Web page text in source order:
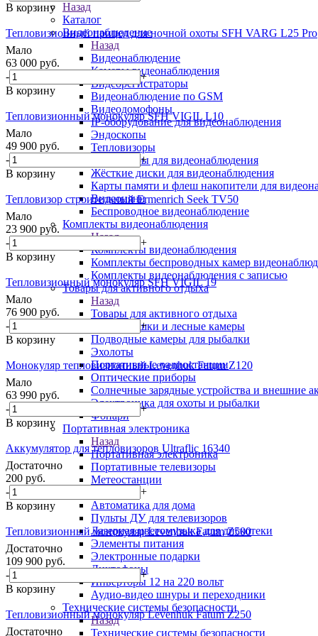
Назад
Каталог
Видеонаблюдение
Назад
Видеонаблюдение
Камеры видеонаблюдения
Видеорегистраторы
Видеонаблюдение по GSM
Видеодомофоны
IP-оборудование для видеонаблюдения
Эндоскопы
Тепловизоры
Аксессуары для видеонаблюдения
Жёсткие диски для видеонаблюдения
Карты памяти и флеш накопители для
Видеоняни
Беспроводное видеонаблюдение
Комплекты видеонаблюдения
Назад
Комплекты видеонаблюдения
Комплекты беспроводных камер
Комплекты видеонаблюдения с записью
Товары для активного отдыха
Назад
Товары для активного отдыха
Фотоловушки и лесные камеры
Подводные камеры для рыбалки
Эхолоты
Портативные радиостанции
Оптические приборы
Солнечные зарядные устройства и внешние
Электроника для охоты и рыбалки
Фонари
Портативная электроника
Назад
Портативная электроника
Портативные телевизоры
Метеостанции
Автоматика для дома
Пульты ДУ для телевизоров
Лазерная цветомузыка для дискотеки
Элементы питания
Электронные подарки
Диктофоны
Инверторы 12 на 220 вольт
Аудио-видео шнуры и переходники
Технические системы безопасности
Назад
Технические системы безопасности
В корзину
Тепловизионный прицел для ночной охоты SFH VARG L25 Pro
Мало
63 000 руб.
-
+
В корзину
Тепловизионный монокуляр SFH VIGIL L10
Мало
49 900 руб.
-
+
В корзину
Тепловизор строительный Ermenrich Seek TV50
Мало
23 900 руб.
-
+
В корзину
Тепловизионный монокуляр SFH VIGIL 19
Мало
76 900 руб.
-
+
В корзину
Монокуляр тепловизионный Levenhuk Fatum Z120
Мало
63 990 руб.
-
+
В корзину
Аккумулятор для тепловизоров Ultraflic 16340
Достаточно
200 руб.
-
+
В корзину
Тепловизионный монокуляр Levenhuk Fatum Z500
Достаточно
109 900 руб.
-
+
В корзину
Тепловизионный монокуляр Levenhuk Fatum Z250
Достаточно